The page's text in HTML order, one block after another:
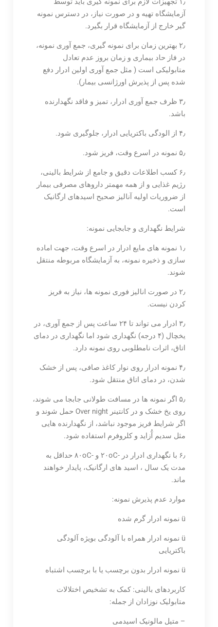
آزمایشگاه تهیه و در صورت نیاز، در دسترس نمونه
گیر خارج از آزمایشگاه قرار بگیرد.
۲٫ بهترین زمان برای نمونه گیری، جمع آوری نمونه،
در فاز حاد بیماری و زمان بروز عدم تعادل
متابولیکی است ( مثل جمع آوری اولین ادرار دفع
شده پس از پذیرش اورژانسی بیمار).
۳٫ ظرف جمع آوری ادرار، تمیز و فاقد نگهدارنده
باشد.
۴٫ از الودگی باکتریایی ادرار، جلوگیری شود.
۵٫ نمونه در اسرع وقت، فریز شود.
۶٫ کسب اطلاعات دقیق و جامع از شرایط بالینی،
رژیم غذایی و از همه مهمتر داروهای مصرفی بیمار
از ضروریات اولیه آنالیز صحیح اسیدهای ارگانیک
است.
شرایط نگهداری و جابجایی نمونه:
۱٫ نمونه های مایع ادرار در اسرع وقت، جهت اماده
سازی و ذخیره نمونه، به آزمایشگاه مربوطه منتقل
شوند.
۲٫ در صورت انالیز فوری نمونه ها، نیاز به فریز
کردن نیست.
۳٫ ادرار می تواند تا ۲۴ ساعت پس از جمع آوری، در
یخچال (۴ درجه) نگهداری شود اما نگهداری در دمای
اتاق، اثرات نامطلوبی روی نمونه دارد.
۴٫ نمونه ادرار روی نوار کاغذ صافی، پس از خشک
شدن، در دمای اتاق منتقل شود.
۵٫ اگر نمونه ها در مسافت طولانی جابجا می شوند،
روی یخ خشک و در کانتینر Over night حمل شوند و
اگر شرایط فریز موجود نباشد، از نگهدارنده هایی
مثل سدیم آُزاید و کلروفرم استفاده شود.
۶٫ با نگهداری ادرار در -۲۰oC و -۸۰oC حداقل به
مدت یک سال ، اسید های ارگانیک، پایدار خواهند
ماند.
موارد عدم پذیرش نمونه:
ü نمونه ادرار گرم شده
ü نمونه ادرار همراه با آلودگی بویژه آلودگی
باکتریایی
ü نمونه ادرار بدون برچسب یا با برچسب اشتباه
کاربردهای بالینی: کمک به تشخیص اختلالات
متابولیک نوزادان از جمله:
– متیل مالونیک اسیدمی